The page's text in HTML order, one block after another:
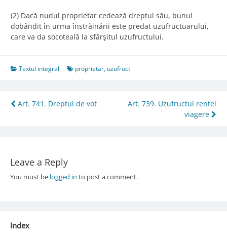
(2) Dacă nudul proprietar cedează dreptul său, bunul
dobândit în urma înstrăinării este predat uzufructuarului,
care va da socoteală la sfârşitul uzufructului.
Textul integral proprietar, uzufruct
Post
navigation
Art. 741. Dreptul de vot
Art. 739. Uzufructul rentei
viagere
Leave a Reply
You must be logged in to post a comment.
Index